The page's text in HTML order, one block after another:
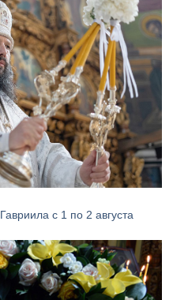
с 1 по 2 августа